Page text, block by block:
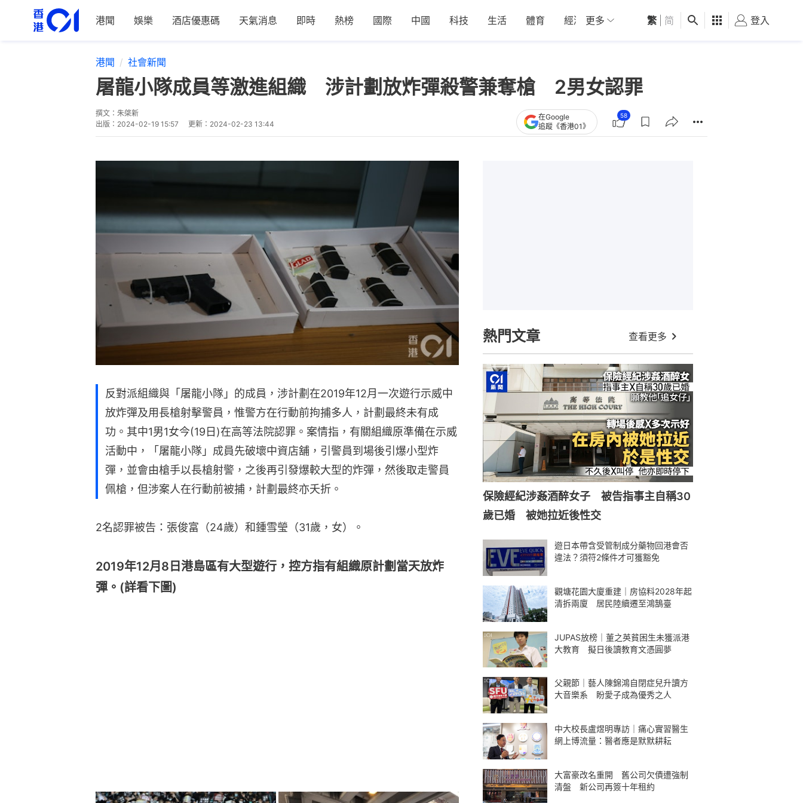
港聞 娛樂 酒店優惠碼 天氣消息 即時 熱榜 國際 中國 科技 生活 體育 經濟 01深圳 觀點 健康 好食玩飛
更多 繁 简 登入
港聞 社會新聞
屠龍小隊成員等激進組織 涉計劃放炸彈殺警兼奪槍 2男女認罪
撰文： 朱棨新
出版： 2024-02-19 15:57 更新： 2024-02-23 13:44
在Google
追蹤《香港01》
58
反對派組織與「屠龍小隊」的成員，涉計劃在2019年12月一次遊行示威中
放炸彈及用長槍射擊警員，惟警方在行動前拘捕多人，計劃最終未有成
功。其中1男1女今(19日)在高等法院認罪。案情指，有關組織原準備在示威
活動中，「屠龍小隊」成員先破壞中資店舖，引警員到場後引爆小型炸
彈，並會由槍手以長槍射警，之後再引發爆較大型的炸彈，然後取走警員
佩槍，但涉案人在行動前被捕，計劃最終亦夭折。
2名認罪被告：張俊富（24歲）和鍾雪瑩（31歲，女）。
2019年12月8日港島區有大型遊行，控方指有組織原計劃當天放炸
彈。(詳看下圖)
熱門文章 查看更多
保險經紀涉姦酒醉女子 被告指事主自稱30
歲已婚 被她拉近後性交
遊日本帶含受管制成分藥物回港會否
違法？須符2條件才可獲豁免
觀塘花園大廈重建｜房協料2028年起
清拆兩廈 居民陸續遷至鴻鵠臺
JUPAS放榜｜董之英貧困生未獲派港
大教育 擬日後讀教育文憑圓夢
父親節｜藝人陳錦鴻自閉症兒升讀方
大音樂系 盼愛子成為優秀之人
中大校長盧煜明專訪｜痛心實習醫生
網上博流量：醫者應是默默耕耘
大富豪改名重開 舊公司欠債遭強制
清盤 新公司再簽十年租約